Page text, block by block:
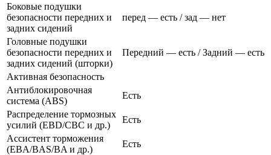
Боковые подушки
безопасности передних и
задних сидений
перед — есть / зад — нет
Головные подушки
безопасности передних и
задних сидений (шторки)
Передний — есть / Задний — есть
Активная безопасность
Антиблокировочная
система (ABS)
Есть
Распределение тормозных
усилий (EBD/CBC и др.)
Есть
Ассистент торможения
(EBA/BAS/BA и др.)
Есть